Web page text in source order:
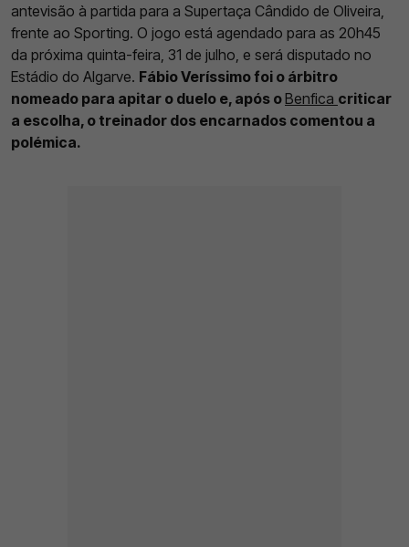
antevisão à partida para a Supertaça Cândido de Oliveira,
frente ao Sporting. O jogo está agendado para as 20h45
da próxima quinta-feira, 31 de julho, e será disputado no
Estádio do Algarve. Fábio Veríssimo foi o árbitro
nomeado para apitar o duelo e, após oBenfica criticar
a escolha, o treinador dos encarnados comentou a
polémica.